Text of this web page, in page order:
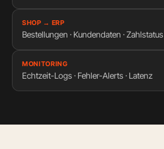
SHOP → ERP
Bestellungen · Kundendaten · Zahlstatus
MONITORING
Echtzeit-Logs · Fehler-Alerts · Latenz